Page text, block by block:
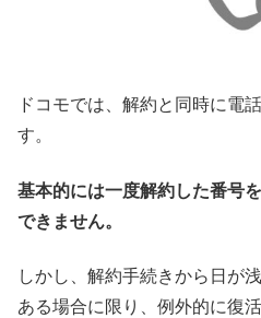
ドコモでは、解約と同時に電
す。
基本的には一度解約した番号
できません。
しかし、解約手続きから日が
ある場合に限り、例外的に復